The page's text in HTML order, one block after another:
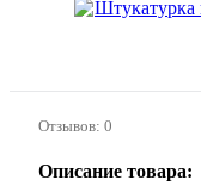
Отзывов: 0
Описание товара: